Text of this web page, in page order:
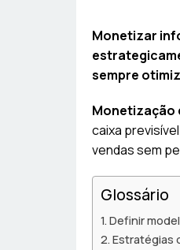
Monetizar
sempre
Monetização
caixa
vendas sem
Glossário
Definir
Estratégias